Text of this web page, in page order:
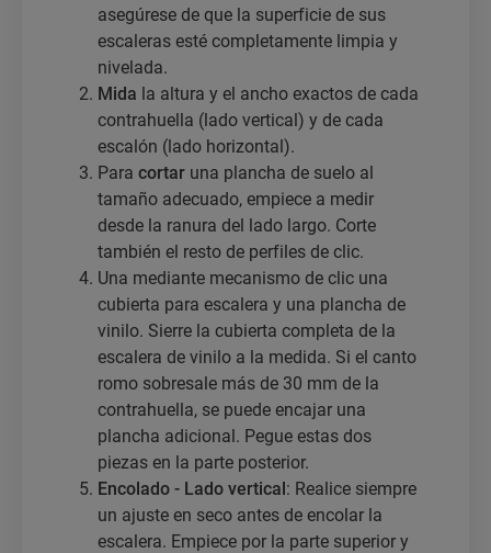
asegúrese de que la superficie de sus
escaleras esté completamente limpia y
nivelada.
Mida la altura y el ancho exactos de cada
contrahuella (lado vertical) y de cada
escalón (lado horizontal).
Para cortar una plancha de suelo al
tamaño adecuado, empiece a medir
desde la ranura del lado largo. Corte
también el resto de perfiles de clic.
Una mediante mecanismo de clic una
cubierta para escalera y una plancha de
vinilo. Sierre la cubierta completa de la
escalera de vinilo a la medida. Si el canto
romo sobresale más de 30 mm de la
contrahuella, se puede encajar una
plancha adicional. Pegue estas dos
piezas en la parte posterior.
Encolado - Lado vertical: Realice siempre
un ajuste en seco antes de encolar la
escalera. Empiece por la parte superior y